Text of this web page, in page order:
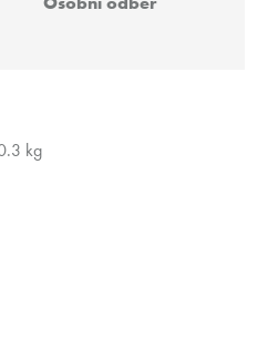
kg